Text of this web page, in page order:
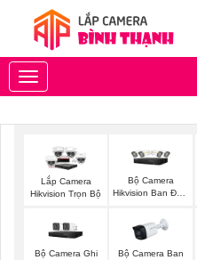
Toggle
navigation
Lắp Camera
Hikvision Trọn Bộ
Bộ Camera
Hikvision Ban Đêm
Bộ Camera Ghi
Bộ Camera Ban